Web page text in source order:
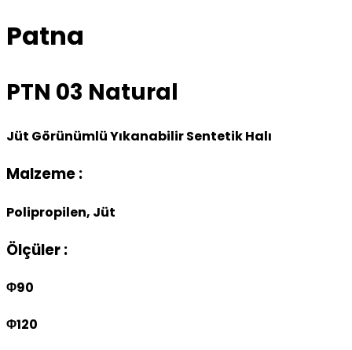
Patna
PTN 03 Natural
Jüt Görünümlü Yıkanabilir Sentetik Halı
Malzeme :
Polipropilen, Jüt
Ölçüler :
Φ90
Φ120